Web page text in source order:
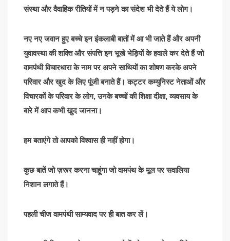
संस्था और वैवाहिक रीतियों में न पड़ने का संदेश भी देते हैं ये लोग।
नए नए जवान हुए बच्चे इन इंकलाबी बातों में आ भी जाते हैं और अपनी
युवावस्था की शक्ति और संपत्ति इन भूखे भेड़ियों के हवाले कर देते हैं जो
वामपंथी विचारधारा के नाम पर अपने साथियों का शोषण करके अपने
परिवार और खुद के लिए पूंजी बनाते हैं। कट्टर कम्युनिस्ट नेताओं और
विचारकों के परिवार के लोग, उनके बच्चों की शिक्षा दीक्षा, व्यवसाय के
बारे में आप कभी खुद जानना।
हम बताएंगे तो आपको विश्वास ही नहीं होगा।
कुछ बातें जो ज़रूर करना चाहूंगा जो वामपंथ के मूल पर सवालिया
निशान लगाते हैं।
पहली चीज वामपंथी साम्यवाद पर ही बात कर लें।